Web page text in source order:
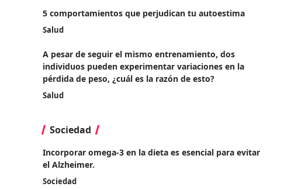
5 comportamientos que perjudican tu autoestima
Salud
A pesar de seguir el mismo entrenamiento, dos
individuos pueden experimentar variaciones en la
pérdida de peso, ¿cuál es la razón de esto?
Salud
Sociedad
Incorporar omega-3 en la dieta es esencial para evitar
el Alzheimer.
Sociedad